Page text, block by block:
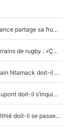
Mis de côté par Fabien Galthié, un joueur du XV de France partage sa frustration : «ils ne me l’ont pas dit tout de suite»
La raison d'être de Matthieu Jalibert en dehors des terrains de rugby : «Ça m'atteint autant que si tu touches à un membre de ma famille»
XV de France - Matthieu Jalibert a tout changé : Romain Ntamack doit-il s’inquiéter pour sa place à un an de la Coupe du monde ?
«Le XV de France est meilleur avec Lucu» : Antoine Dupont doit-il s’inquiéter pour sa place ?
Le XV de France a trouvé son remplaçant : Fabien Galthié doit-il se passer d'Antoine Dupont ?